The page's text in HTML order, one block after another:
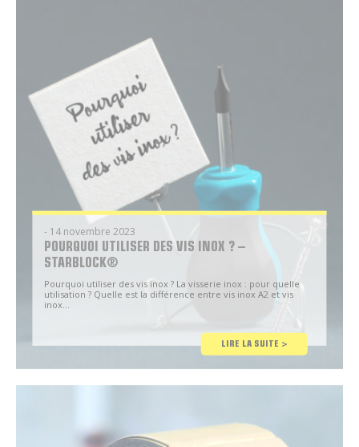
Conseil
Brico
- 14 novembre 2023
POURQUOI UTILISER DES VIS INOX ? –
STARBLOCK®
Pourquoi utiliser des vis inox ? La visserie inox : pour quelle
utilisation ? Quelle est la différence entre vis inox A2 et vis
inox...
LIRE LA SUITE >